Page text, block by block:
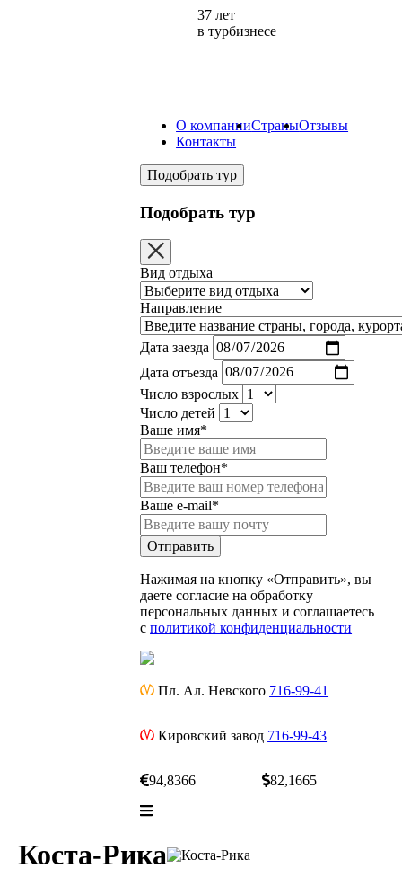
37 лет
в турбизнесе
Пл. Ал. Невского 716-99-41
Кировский завод 716-99-43
94,8366 82,1665
О компанииСтраныОтзывы
Контакты
Подобрать тур
Подобрать тур
Вид отдыха
Направление
Дата заезда
Дата отъезда
Число взрослых
Число детей
Ваше имя*
Ваш телефон*
Ваше e-mail*
Отправить
Нажимая на кнопку «Отправить», вы
даетесогласие на обработку
персональных данных и соглашаетесь
cполитикой конфиденциальности
Коста-Рика